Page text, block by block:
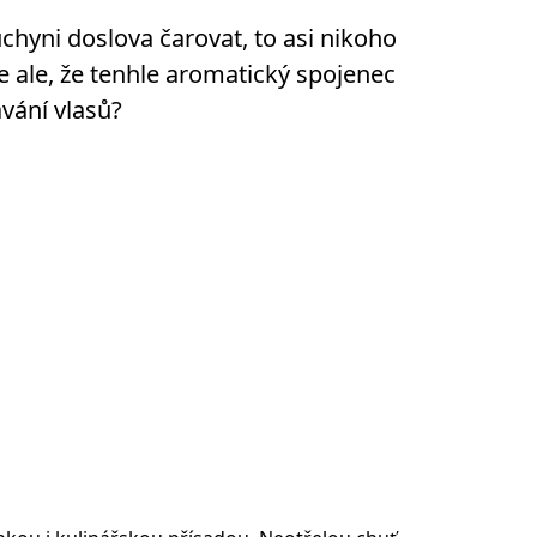
doslova čarovat, to asi nikoho
ale, že tenhle aromatický spojenec
vlasů?